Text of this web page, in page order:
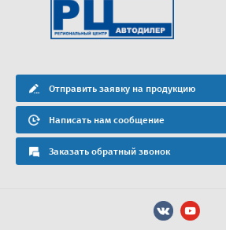
Отправить заявку на продукцию
Написать нам сообщение
Заказать обратный звонок